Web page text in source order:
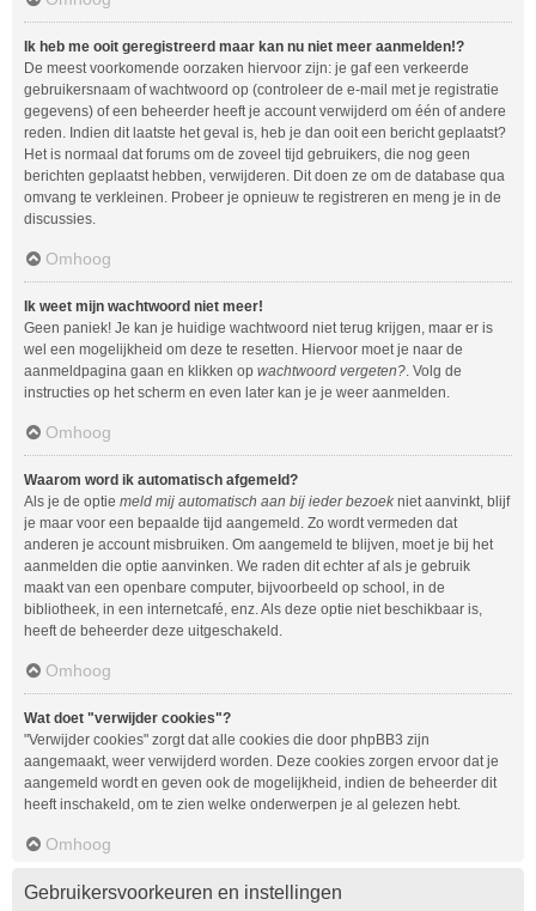
Ik heb me ooit geregistreerd maar kan nu niet meer aanmelden!?
De meest voorkomende oorzaken hiervoor zijn: je gaf een verkeerde
gebruikersnaam of wachtwoord op (controleer de e-mail met je registratie
gegevens) of een beheerder heeft je account verwijderd om één of andere
reden. Indien dit laatste het geval is, heb je dan ooit een bericht geplaatst?
Het is normaal dat forums om de zoveel tijd gebruikers, die nog geen
berichten geplaatst hebben, verwijderen. Dit doen ze om de database qua
omvang te verkleinen. Probeer je opnieuw te registreren en meng je in de
discussies.
Omhoog
Ik weet mijn wachtwoord niet meer!
Geen paniek! Je kan je huidige wachtwoord niet terug krijgen, maar er is
wel een mogelijkheid om deze te resetten. Hiervoor moet je naar de
aanmeldpagina gaan en klikken op wachtwoord vergeten?. Volg de
instructies op het scherm en even later kan je je weer aanmelden.
Omhoog
Waarom word ik automatisch afgemeld?
Als je de optie meld mij automatisch aan bij ieder bezoek niet aanvinkt, blijf
je maar voor een bepaalde tijd aangemeld. Zo wordt vermeden dat
anderen je account misbruiken. Om aangemeld te blijven, moet je bij het
aanmelden die optie aanvinken. We raden dit echter af als je gebruik
maakt van een openbare computer, bijvoorbeeld op school, in de
bibliotheek, in een internetcafé, enz. Als deze optie niet beschikbaar is,
heeft de beheerder deze uitgeschakeld.
Omhoog
Wat doet "verwijder cookies"?
"Verwijder cookies" zorgt dat alle cookies die door phpBB3 zijn
aangemaakt, weer verwijderd worden. Deze cookies zorgen ervoor dat je
aangemeld wordt en geven ook de mogelijkheid, indien de beheerder dit
heeft inschakeld, om te zien welke onderwerpen je al gelezen hebt.
Omhoog
Gebruikersvoorkeuren en instellingen